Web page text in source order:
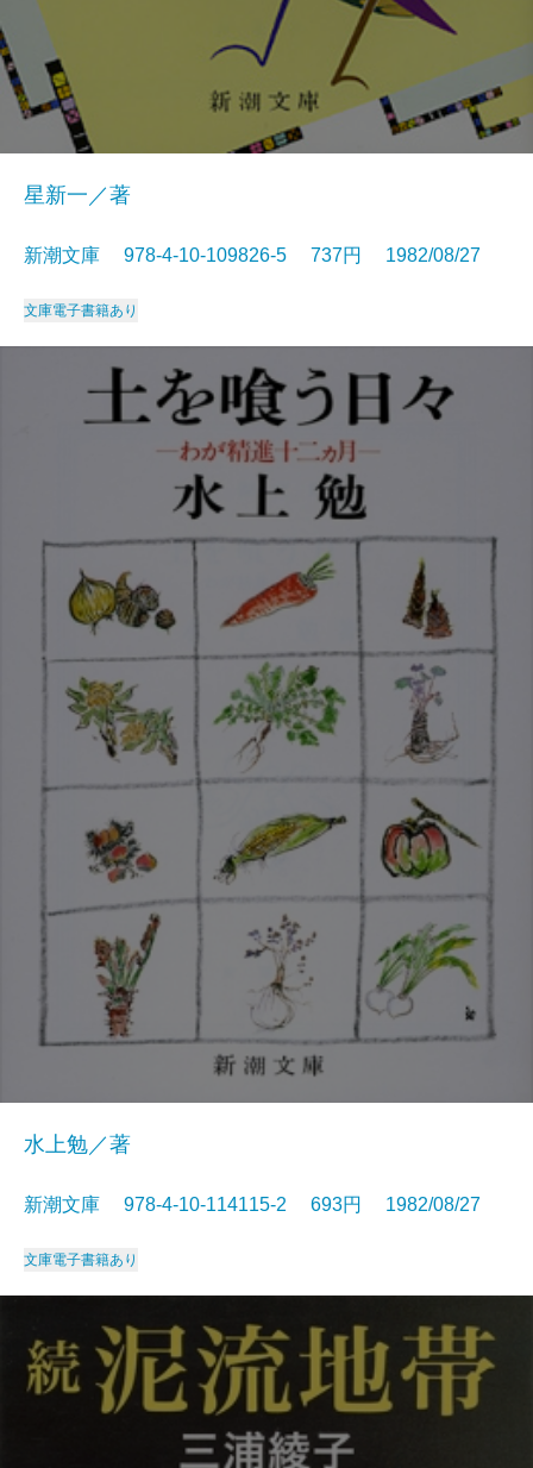
星新一／著
新潮文庫 978-4-10-109826-5 737円 1982/08/27
文庫電子書籍あり
水上勉／著
新潮文庫 978-4-10-114115-2 693円 1982/08/27
文庫電子書籍あり